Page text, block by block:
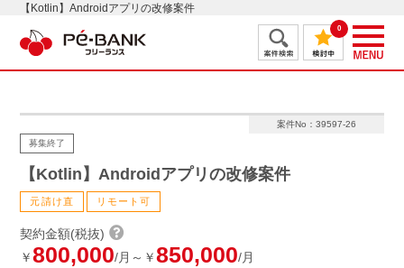
【Kotlin】Androidアプリの改修案件
0
案件No：39597-26
募集終了
【Kotlin】Androidアプリの改修案件
元請け直 リモート可
契約金額(税抜)
￥800,000/月～￥850,000/月